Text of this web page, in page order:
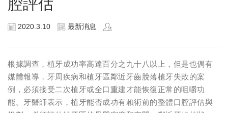
腔評估
2020.3.10 最新消息
根據調查，植牙成功率高達百分之九十八以上，但是也偶有
媒體報導，牙周疾病和植牙區鄰近牙齒脫落植牙失敗的案
例，必須接受二次植牙或全口重建才能恢復正常的咀嚼功
能。牙醫師表示，植牙能否成功有賴術前的整體口腔評估與